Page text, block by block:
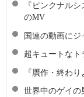
『ピンクナル
のMV
国連の動画にジ
超キュートなト
『贋作・終わ
世界中のゲイの